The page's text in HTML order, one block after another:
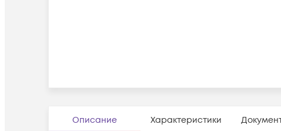
Описание Характеристики